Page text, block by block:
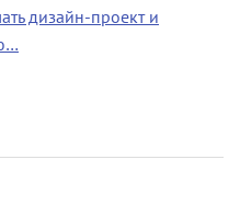
дизайн-проект и